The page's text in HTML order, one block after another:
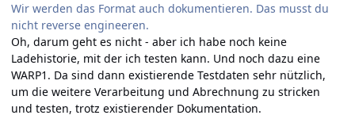
Wir werden das Format auch dokumentieren. Das musst du
nicht reverse engineeren.
Oh, darum geht es nicht - aber ich habe noch keine
Ladehistorie, mit der ich testen kann. Und noch dazu eine
WARP1. Da sind dann existierende Testdaten sehr nützlich,
um die weitere Verarbeitung und Abrechnung zu stricken
und testen, trotz existierender Dokumentation.